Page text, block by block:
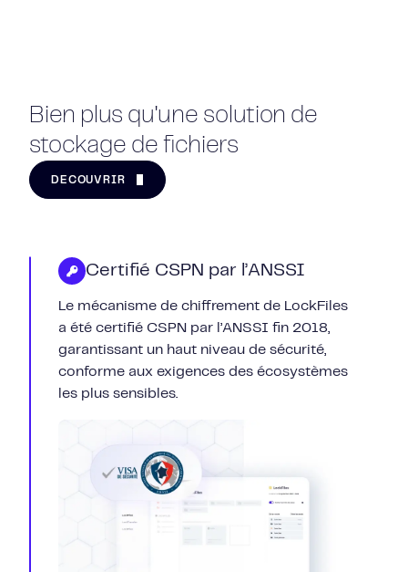
Bien plus qu'une solution de
stockage de fichiers
DÉCOUVRIR
Certifié CSPN par l’ANSSI
Le mécanisme de chiffrement de LockFiles
a été certifié CSPN par l’ANSSI fin 2018,
garantissant un haut niveau de sécurité,
conforme aux exigences des écosystèmes
les plus sensibles.